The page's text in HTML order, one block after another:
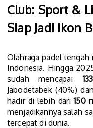
Club: Sport &
Siap Jadi Ikon
Olahraga padel tengah
Indonesia. Hingga
sudah mencapai
Jabodetabek (40%)
hadir di lebih dari150
menjadikannya salah
tercepat di dunia.